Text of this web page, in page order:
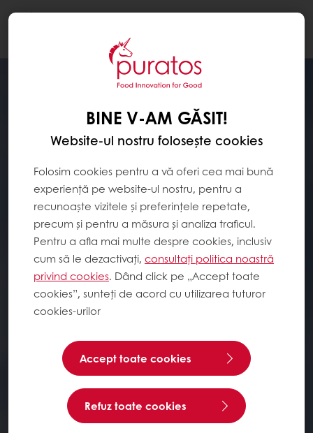
BINE V-AM GĂSIT!
Website-ul nostru folosește cookies
Folosim cookies pentru a vă oferi cea mai bună
experiență pe website-ul nostru, pentru a
recunoaște vizitele și preferințele repetate,
precum și pentru a măsura și analiza traficul.
Pentru a afla mai multe despre cookies, inclusiv
cum să le dezactivați, consultați politica noastră
privind cookies. Dând click pe „Accept toate
cookies”, sunteți de acord cu utilizarea tuturor
cookies-urilor
Accept toate cookies
Refuz toate cookies